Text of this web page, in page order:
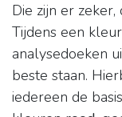
Die zijn er
Tijdens een
analysedoeken
beste staan.
iedereen de